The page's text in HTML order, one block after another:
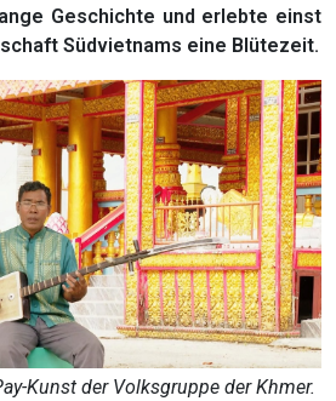
Geschichte und erlebte einst
Südvietnams eine Blütezeit.
Kunst der Volksgruppe der Khmer.